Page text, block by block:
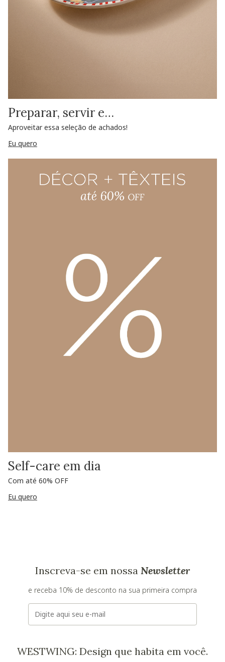
Preparar, servir e…
Aproveitar essa seleção de achados!
Eu quero
Self-care em dia
Com até 60% OFF
Eu quero
Inscreva-se em nossa Newsletter
e receba 10% de desconto na sua primeira compra
E-mail
WESTWING: Design que habita em você.